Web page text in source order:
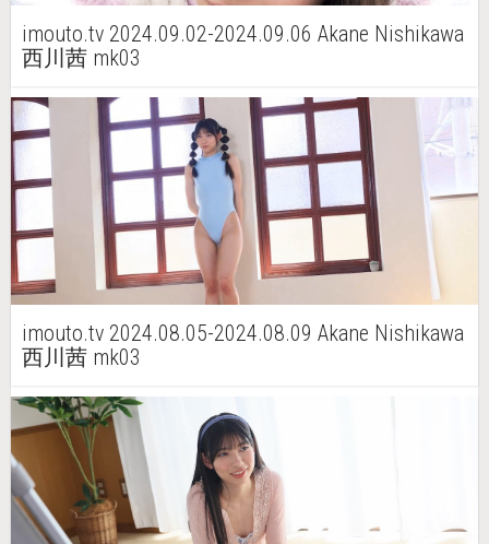
imouto.tv 2024.09.02-2024.09.06 Akane Nishikawa
西川茜 mk03
imouto.tv 2024.08.05-2024.08.09 Akane Nishikawa
西川茜 mk03